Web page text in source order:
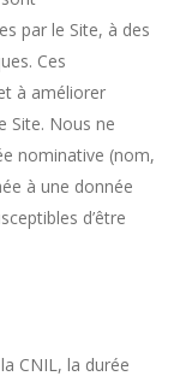
par le Site, à des
Ces
à améliorer
Site. Nous ne
nominative (nom,
à une donnée
d’être
CNIL, la durée